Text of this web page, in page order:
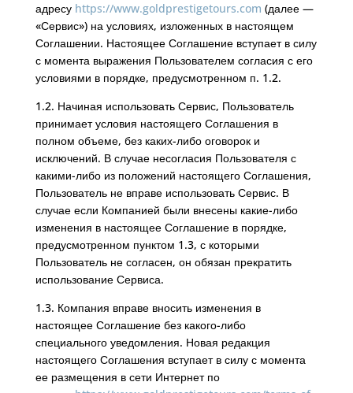
адресу https://www.goldprestigetours.com (далее —
«Сервис») на условиях, изложенных в настоящем
Соглашении. Настоящее Соглашение вступает в силу
с момента выражения Пользователем согласия с его
условиями в порядке, предусмотренном п. 1.2.
1.2. Начиная использовать Сервис, Пользователь
принимает условия настоящего Соглашения в
полном объеме, без каких-либо оговорок и
исключений. В случае несогласия Пользователя с
какими-либо из положений настоящего Соглашения,
Пользователь не вправе использовать Сервис. В
случае если Компанией были внесены какие-либо
изменения в настоящее Соглашение в порядке,
предусмотренном пунктом 1.3, с которыми
Пользователь не согласен, он обязан прекратить
использование Сервиса.
1.3. Компания вправе вносить изменения в
настоящее Соглашение без какого-либо
специального уведомления. Новая редакция
настоящего Соглашения вступает в силу с момента
ее размещения в сети Интернет по